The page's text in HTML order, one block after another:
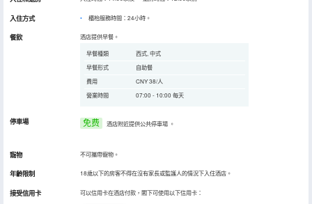
入住方式 櫃枱服務時間：24小時。
餐飲 酒店提供早餐。
早餐種類
西式, 中式
早餐形式
自助餐
費用
CNY 38/人
營業時間
07:00 - 10:00 每天
停車場 免费 酒店附近提供公共停車場 。
寵物 不可攜帶寵物。
年齡限制 18歲以下的房客不得在沒有家長或監護人的情況下入住酒店。
接受信用卡 可以信用卡在酒店付款，閣下可使用以下信用卡：